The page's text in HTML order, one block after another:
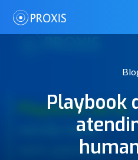
Playbook